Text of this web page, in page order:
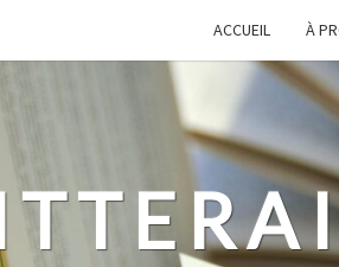
ACCUEIL À